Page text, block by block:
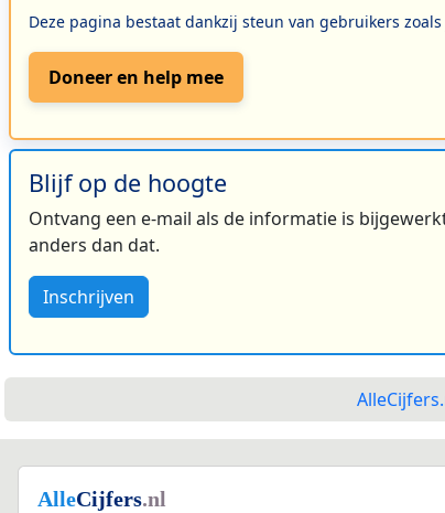
Deze pagina bestaat dankzij steun van gebruikers
Doneer en help mee
Blijf op de hoogte
Ontvang een e-mail als de informatie is
anders dan dat.
Inschrijven